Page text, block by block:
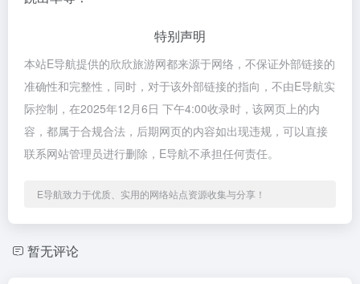
特别声明
本站E导航提供的欣欣旅游网都来源于网络，不保证外部链接的
准确性和完整性，同时，对于该外部链接的指向，不由E导航实
际控制，在2025年12月6日 下午4:00收录时，该网页上的内
容，都属于合规合法，后期网页的内容如出现违规，可以直接
联系网站管理员进行删除，E导航不承担任何责任。
E导航致力于优质、实用的网络站点资源收集与分享！
暂无评论